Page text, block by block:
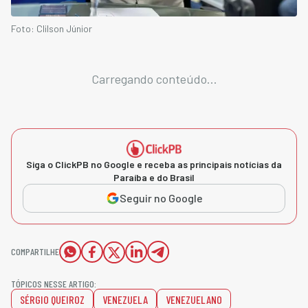
Foto: Clilson Júnior
Carregando conteúdo...
Siga o ClickPB no Google e receba as principais notícias da
Paraíba e do Brasil
Seguir no Google
COMPARTILHE
TÓPICOS NESSE ARTIGO:
SÉRGIO QUEIROZ VENEZUELA VENEZUELANO